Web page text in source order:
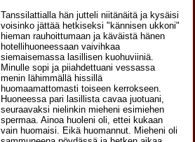
Tanssilattialla hän jutteli niitänäitä ja kysäisi
voisinko jättää hetkiseksi "kännisen ukkoni"
hieman rauhoittumaan ja käväistä hänen
hotellihuoneessaan vaivihkaa
siemaisemassa lasillisen kuohuviiniä.
Minulle sopi ja piiahdettuani vessassa
menin lähimmällä hissillä
huomaamattomasti toiseen kerrokseen.
Huoneessa pari lasillista cavaa juotuani,
seuraavaksi nielinkin mieheni esimiehen
spermaa. Ainoa huoleni oli, ettei kukaan
vain huomaisi. Eikä huomannut. Mieheni oli